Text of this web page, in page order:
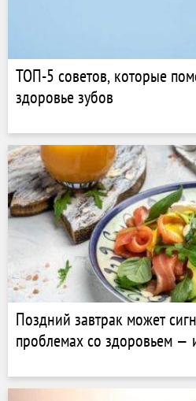
ТОП-5 советов, которые
здоровье зубов
Поздний завтрак может
проблемах со здоровьем —